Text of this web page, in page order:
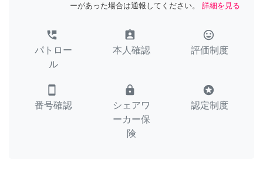
ーがあった場合は通報してください。
詳細を見る
perm_phone_msg
パトロー
ル
assignment_ind
本人確認
tag_faces
評価制度
smartphone
番号確認
lock
シェアワ
ーカー保
険
stars
認定制度